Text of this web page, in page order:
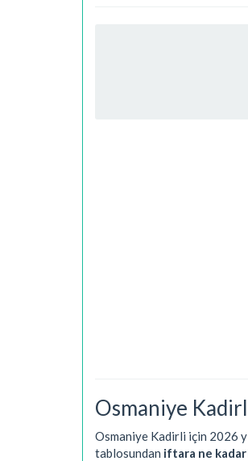
Osmaniye
Osmaniye Kadirli için 2026
tablosundan iftara ne kadar